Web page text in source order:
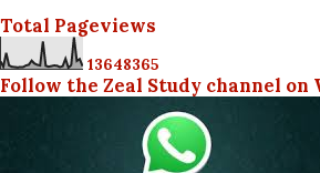
Total Pageviews
13648365
Follow the Zeal Study channel on